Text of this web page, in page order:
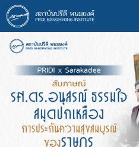
ข้าม
ไป
ยัง
เนื้อหา